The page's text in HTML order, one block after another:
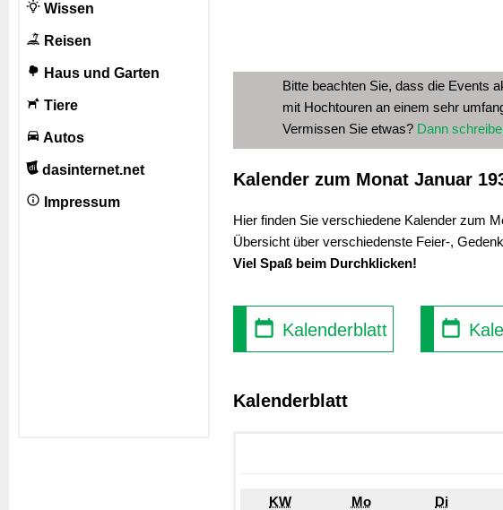
Wissen
Reisen
Haus und Garten
Tiere
Autos
dasinternet.net
Impressum
Bitte beachten Sie, dass die Events
mit Hochtouren an einem sehr
Vermissen Sie etwas? Dann
Kalender zum Monat Januar
Hier finden Sie verschiedene Kalender zum
Übersicht über verschiedenste Feier-,
Viel Spaß beim Durchklicken!
Kalenderblatt
Kalenderblatt
KW Mo Di